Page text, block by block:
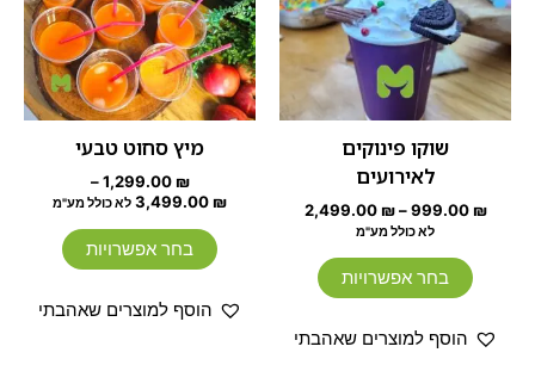
שוקו פינוקים
לאירועים
999.00 ₪
–
2,499.00 ₪
לא כולל מע"מ
בחר אפשרויות
סוגים.
ניתן
לבחור
את
הוסף למוצרים שאהבתי
מיץ סחוט טבעי
1,299.00 ₪
–
3,499.00 ₪ לא כולל מע"מ
בחר אפשרויות
סוגים.
ניתן
לבחור
את
הוסף למוצרים שאהבתי